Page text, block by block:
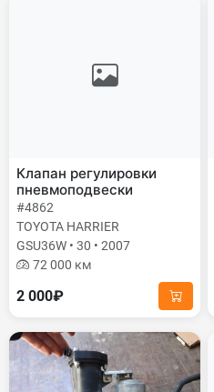
Клапан регулировки
пневмоподвески
#4862
TOYOTA HARRIER
GSU36W • 30 • 2007
72 000 км
2 000₽